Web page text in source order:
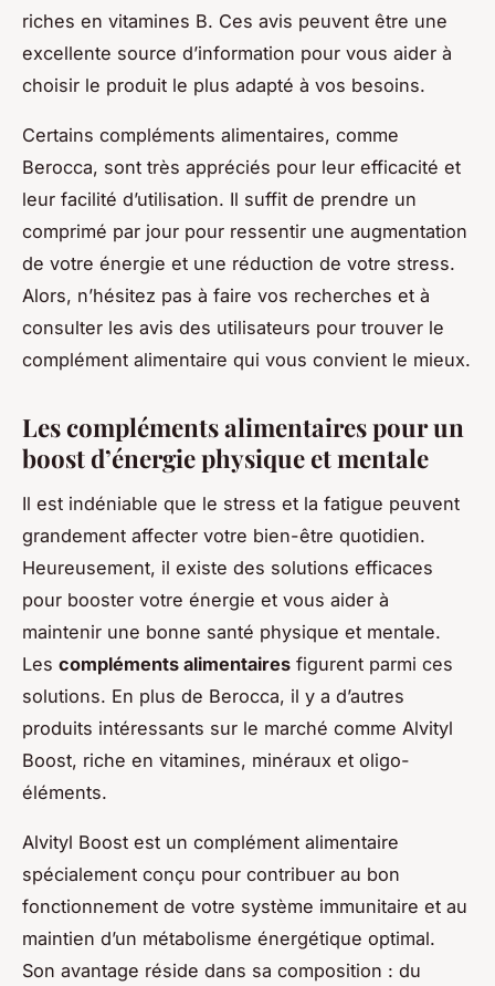
riches en vitamines B. Ces avis peuvent être une
excellente source d’information pour vous aider à
choisir le produit le plus adapté à vos besoins.
Certains compléments alimentaires, comme
Berocca, sont très appréciés pour leur efficacité et
leur facilité d’utilisation. Il suffit de prendre un
comprimé par jour pour ressentir une augmentation
de votre énergie et une réduction de votre stress.
Alors, n’hésitez pas à faire vos recherches et à
consulter les avis des utilisateurs pour trouver le
complément alimentaire qui vous convient le mieux.
Les compléments alimentaires pour un
boost d’énergie physique et mentale
Il est indéniable que le stress et la fatigue peuvent
grandement affecter votre bien-être quotidien.
Heureusement, il existe des solutions efficaces
pour booster votre énergie et vous aider à
maintenir une bonne santé physique et mentale.
Les compléments alimentaires figurent parmi ces
solutions. En plus de Berocca, il y a d’autres
produits intéressants sur le marché comme Alvityl
Boost, riche en vitamines, minéraux et oligo-
éléments.
Alvityl Boost est un complément alimentaire
spécialement conçu pour contribuer au bon
fonctionnement de votre système immunitaire et au
maintien d’un métabolisme énergétique optimal.
Son avantage réside dans sa composition : du